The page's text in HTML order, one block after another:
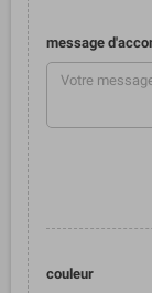
message
couleur